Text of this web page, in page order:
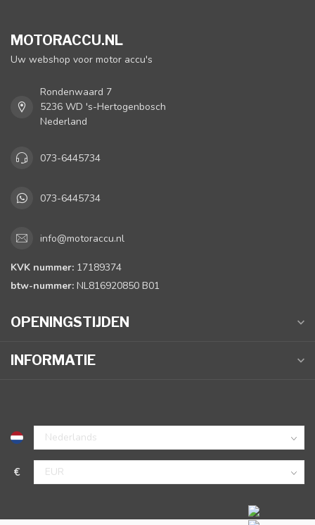
MOTORACCU.NL
Uw webshop voor motor accu's
Rondenwaard 7
5236 WD 's-Hertogenbosch
Nederland
073-6445734
073-6445734
info@motoraccu.nl
KVK nummer: 17189374
btw-nummer: NL816920850 B01
OPENINGSTIJDEN
INFORMATIE
€